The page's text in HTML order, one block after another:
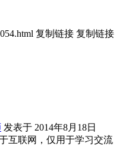
复制链接 复制链接
发表于 2014年8月18日
互联网，仅用于学习交流